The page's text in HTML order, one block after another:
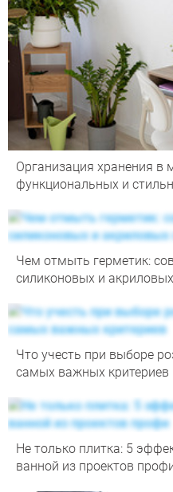
Организация хранения в
функциональных и
Чем отмыть герметик:
силиконовых и
Что учесть при выборе
самых важных критериев
Не только плитка: 5
ванной из проектов